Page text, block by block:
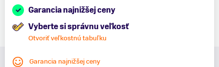
Garancia najnižšej ceny
Vyberte si správnu veľkosť
Otvoriť veľkostnú tabuľku
Garancia najnižšej ceny